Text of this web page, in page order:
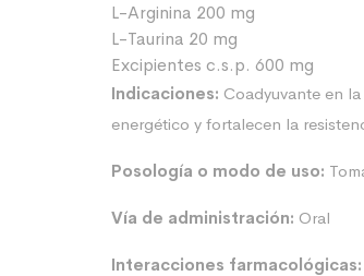
L-Arginina 200 mg
L-Taurina 20 mg
Excipientes c.s.p. 600 mg
Indicaciones: Coadyuvante en
energético y fortalecen la
Posología o modo de uso:
Vía de administración: Oral
Interacciones farmacológicas: